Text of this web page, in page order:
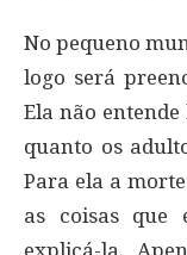
No pequeno
logo será
Ela não
quanto os
Para ela a
as coisas que
explicá-la.